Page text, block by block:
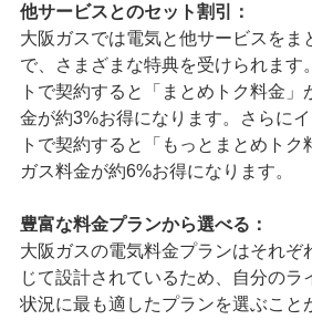
他サービスとのセット割引：
大阪ガスでは電気と他サービスをま
で、さまざまな特典を受けられます
トで契約すると「まとめトク料金
金が約3%お得になります。さらに
トで契約すると「もっとまとめトク
ガス料金が約6%お得になります。
豊富な料金プランから選べる：
大阪ガスの電気料金プランはそれぞ
じて設計されているため、自分のラ
状況に最も適したプランを選ぶこと